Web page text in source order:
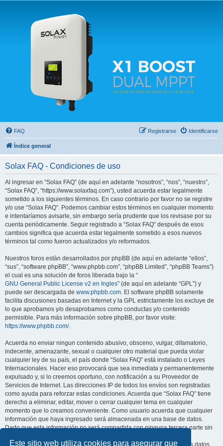
Este sitio web utiliza cookies para asegurar que
Solax FAQ
Lugar para intercambiar dudas sobre inversores solares Solax y temas relacionados.
FAQ Identificarse
Registrarse
Índice general
Solax FAQ - Condiciones de uso
Al ingresar en “Solax FAQ” (de aquí en adelante “nosotros”, “nos”, “nuestro”,
“Solax FAQ”, “https://www.solaxfaq.com”), usted acuerda estar legalmente
sometido a los siguientes términos. En caso contrario por favor no se registre
y/o use “Solax FAQ”. Podemos cambiar estos términos en cualquier momento
e intentaríamos avisarle, sin embargo sería prudente que los revisase por su
cuenta periódicamente. Seguir registrado a “Solax FAQ” después de esos
cambios significa que acuerda estar legalmente sometido a esos nuevos
términos tal como fueron actualizados y/o reformados.
Nuestros foros están desarrollados por phpBB (de aquí en adelante “ellos”,
“sus”, “software phpBB”, “www.phpbb.com”, “phpBB Limited”, “phpBB Teams”)
el cual es una solución de foros liberada bajo la “
GNU General Public License v2 en Ingles” (de aquí en adelante “GPL”) y
puede ser descargada de www.phpbb.com. El software phpBB solamente
facilita discusiones basadas en Internet y la GPL estrictamente los excluye de
lo que aprobamos y/o desaprobamos como conductas y/o contenido
permisible. Para más información sobre phpBB, por favor visite:
https://www.phpbb.com/.
Acuerda no enviar ningun contenido abusivo, obsceno, vulgar, difamatorio,
indecente, amenazante, sexual o cualquier otro material que pueda violar
cualquier ley de su país, el país donde “Solax FAQ” está instalado o Leyes
Internacionales. Hacer eso provocará que sea inmediata y permanentemente
expulsado y, si lo creemos oportuno, con notificación a su Proveedor de
Servicios de Internet. Las direcciones IP de todos los envíos son registradas
como ayuda para reforzar estas condiciones. Acuerda que “Solax FAQ” tiene
derecho a eliminar, editar, mover o cerrar cualquier tema en cualquier
momento que lo creamos conveniente. Como usuario acuerda que cualquier
información que haya ingresado será almacenada en una base de datos.
Dado que esta información no será compartida con ninguna tercera parte sin
responsables por cualquier intento de hacking que conlleve a que los datos